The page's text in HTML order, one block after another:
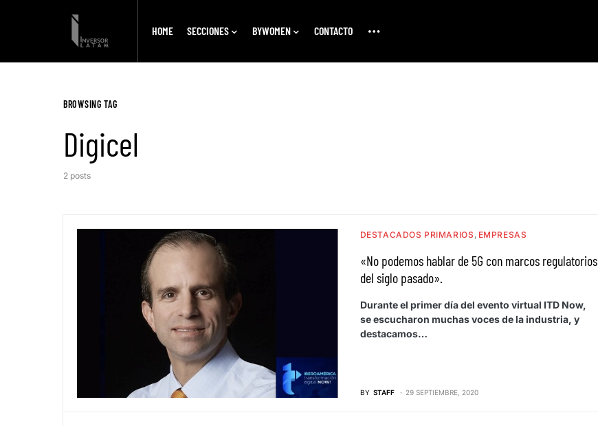
HOME SECCIONES BYWOMEN CONTACTO
BROWSING TAG
Digicel
2 posts
DESTACADOS PRIMARIOS EMPRESAS
«No podemos hablar de 5G con marcos regulatorios
del siglo pasado».
Durante el primer día del evento virtual ITD Now,
se escucharon muchas voces de la industria, y
destacamos…
BY STAFF 29 SEPTIEMBRE, 2020